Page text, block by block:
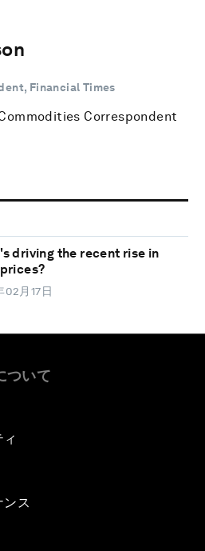
Financial Times
Correspondent
driving the recent rise in
02月17日
ついて
ンス